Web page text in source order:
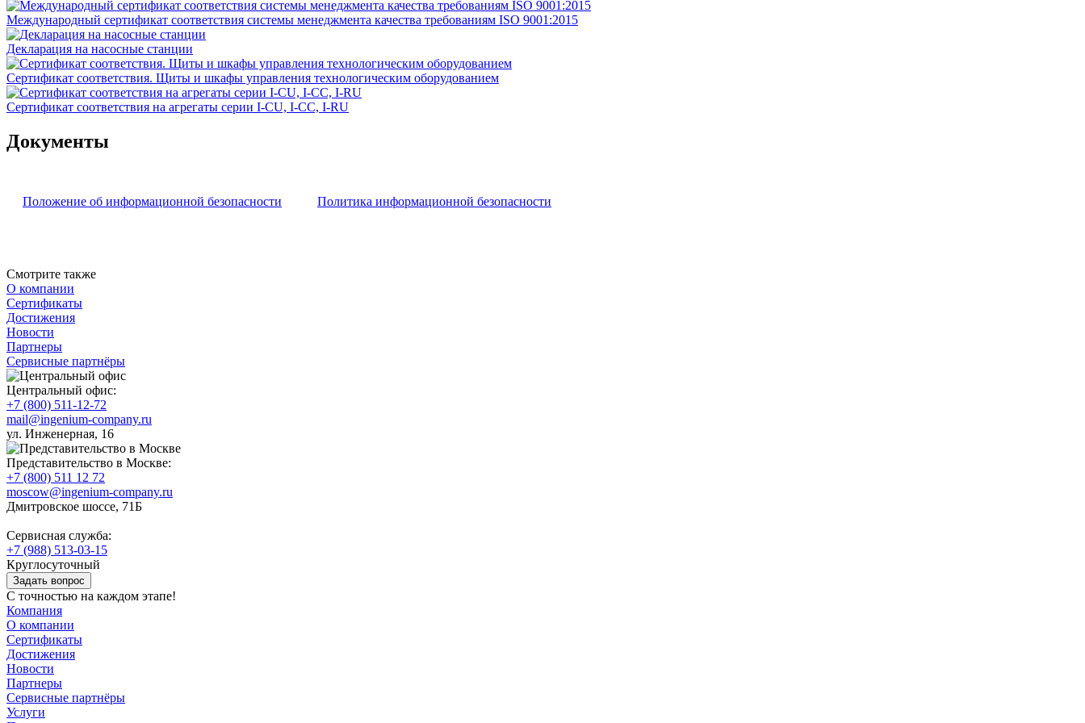
Международный сертификат соответствия системы менеджмента качества требованиям ISO 9001:2015
Декларация на насосные станции
Сертификат соответствия. Щиты и шкафы управления технологическим оборудованием
Сертификат соответствия на агрегаты серии I-CU, I-CC, I-RU
Документы
Положение об информационной безопасности Политика информационной безопасности
Смотрите также
О компании
Сертификаты
Достижения
Новости
Партнеры
Сервисные партнёры
Центральный офис:
+7 (800) 511-12-72
mail@ingenium-company.ru
ул. Инженерная, 16
Представительство в Москве:
+7 (800) 511 12 72
moscow@ingenium-company.ru
Дмитровское шоссе, 71Б
Сервисная служба:
+7 (988) 513-03-15
Круглосуточный
Задать вопрос
С точностью на каждом этапе!
Компания
О компании
Сертификаты
Достижения
Новости
Партнеры
Сервисные партнёры
Услуги